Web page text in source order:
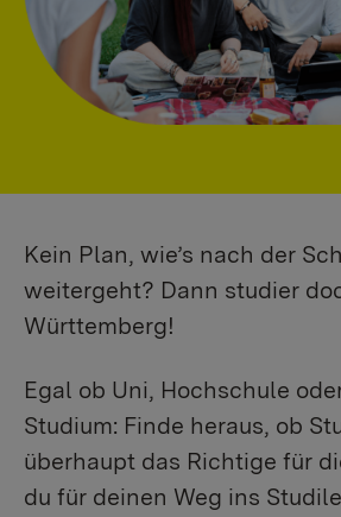
Kein Plan, wie’s nach der
weitergeht? Dann studier
Württemberg!
Egal ob Uni, Hochschule
Studium: Finde heraus, ob
überhaupt das Richtige für
du für deinen Weg ins